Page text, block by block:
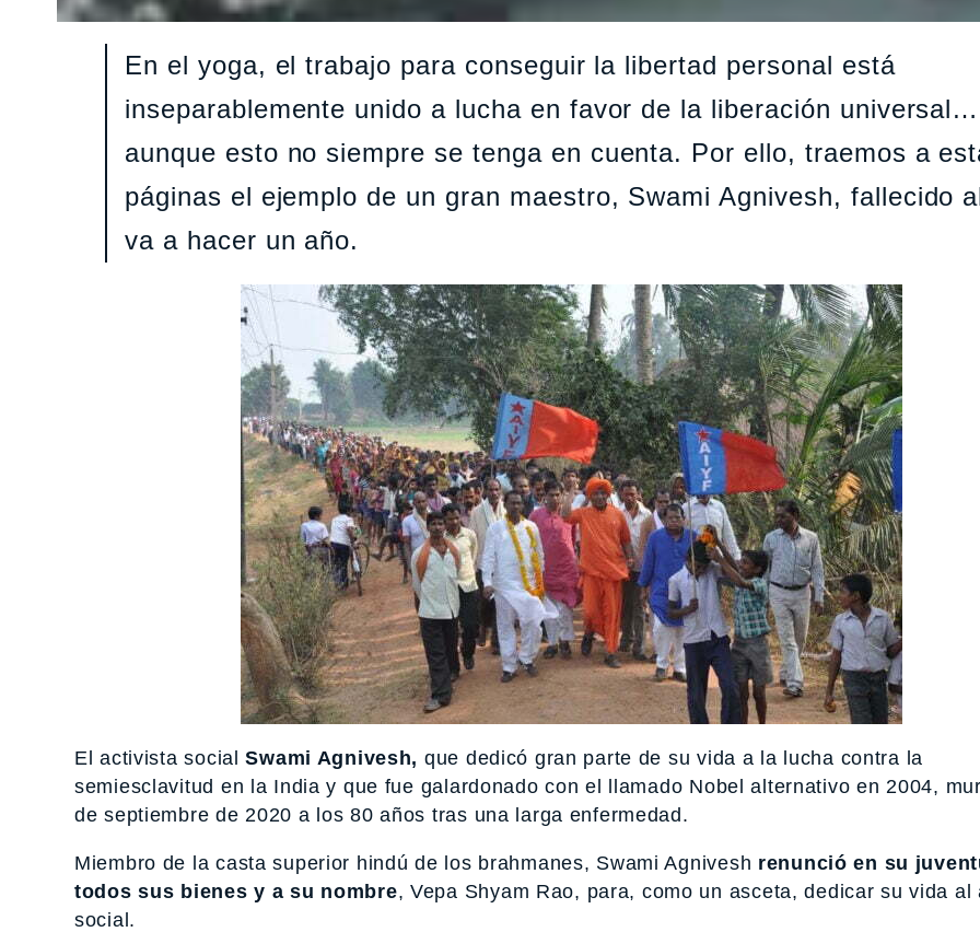
En el yoga, el trabajo para conseguir la libertad personal está
inseparablemente unido a lucha en favor de la liberación universal…
aunque esto no siempre se tenga en cuenta. Por ello, traemos a
páginas el ejemplo de un gran maestro, Swami Agnivesh, fallecido
va a hacer un año.
El activista socialSwami Agnivesh, que dedicó gran parte de su vida a la lucha contra la
semiesclavitud en la India y que fue galardonado con el llamado Nobel alternativo en 2004,
de septiembre de 2020 a los 80 años tras una larga enfermedad.
Miembro de la casta superior hindú de los brahmanes, Swami Agnivesh renunció en su
todos sus bienes y a su nombre, Vepa Shyam Rao, para, como un asceta, dedicar su vida al
social.